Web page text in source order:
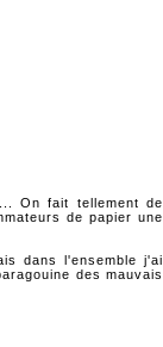
On fait tellement de
de papier une
dans l'ensemble j'ai
des mauvais